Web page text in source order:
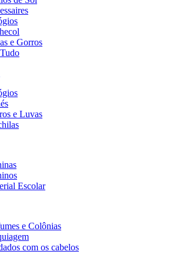
e Gorros
e Luvas
Escolar
e Colônias
com os cabelos